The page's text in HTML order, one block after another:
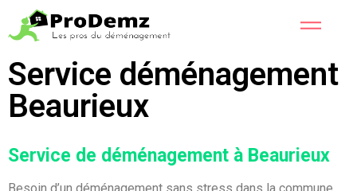
Service déménagement
Beaurieux
Service de déménagement à Beaurieux